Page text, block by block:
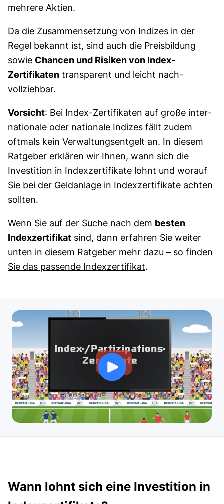
mehrere Aktien.
Da die Zusammen­setzung von Indizes in der
Regel bekannt ist, sind auch die Preis­bildung
sowie Chancen und Risiken von Index­-
Zertifikaten transparent und leicht nach­
vollziehbar.
Vorsicht: Bei Index-Zertifikaten auf große inter­
nationale oder nationale Indizes fällt zudem
oftmals kein Verwaltungsentgelt an. In diesem
Ratgeber erklären wir Ihnen, wann sich die
Investition in Index­zertifikate lohnt und worauf
Sie bei der Geldanlage in Index­zertifikate achten
sollten.
Wenn Sie auf der Suche nach dem besten
Indexzertifikat sind, dann erfahren Sie weiter
unten in diesem Ratgeber mehr dazu – so finden
Sie das passende Indexzertifikat.
Wann lohnt sich eine Investition in